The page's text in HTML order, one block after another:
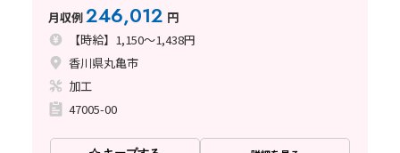
月収例246,012 円
【時給】1,150～1,438円
香川県丸亀市
加工
47005-00